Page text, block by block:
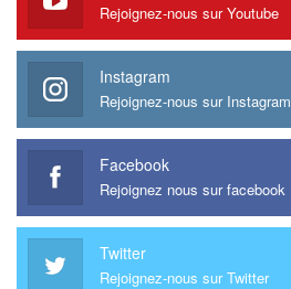
Rejoignez-nous sur Youtube
Instagram
Rejoignez-nous sur Instagram
Facebook
Rejoignez nous sur facebook
Twitter
Rejoignez-nous sur Twitter